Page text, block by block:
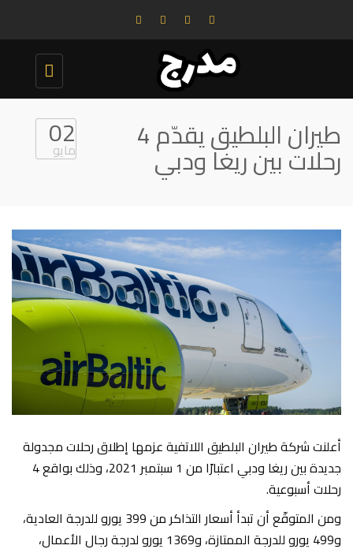
Toggle
navigation
طيران البلطيق يقدّم 4
رحلات بين ريغا ودبي
02
مايو
أعلنت شركة طيران البلطيق اللاتفية عزمها إطلاق رحلات مجدولة
جديدة بين ريغا ودبي اعتبارًا من 1 سبتمبر 2021، وذلك بواقع 4
رحلات أسبوعية.
ومن المتوقّع أن تبدأ أسعار التذاكر من 399 يورو للدرجة العادية،
و499 يورو للدرجة الممتازة، و1369 يورو لدرجة رجال الأعمال،